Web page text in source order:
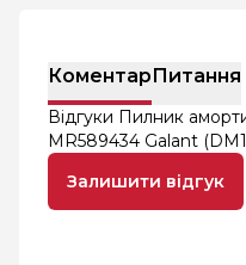
КоментарПитання
Відгуки Пилник
MR589434 Galant
Залишити відгук